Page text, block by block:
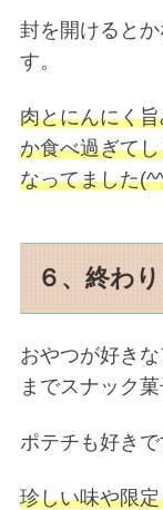
封を開けると
す。
肉とにんにく
か食べ過ぎて
なってました
６、終わ
おやつが好き
までスナック
ポテチも好きで
珍しい味や限